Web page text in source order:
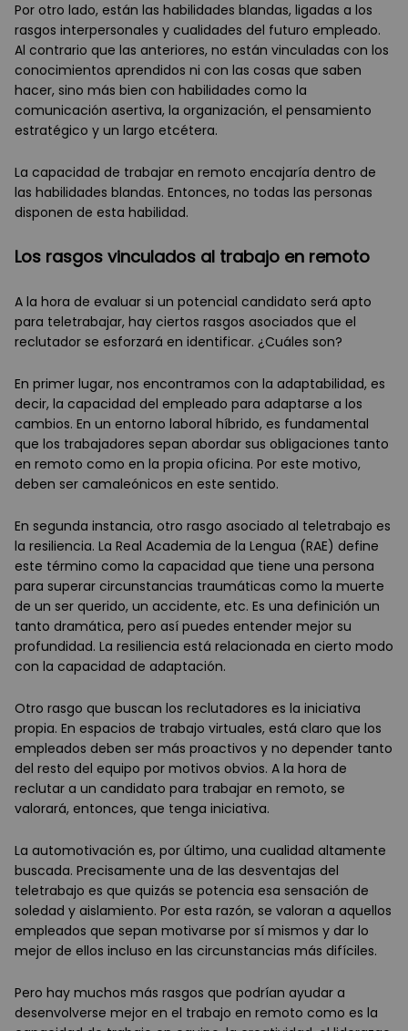
Por otro lado, están las habilidades blandas, ligadas a los
rasgos interpersonales y cualidades del futuro empleado.
Al contrario que las anteriores, no están vinculadas con los
conocimientos aprendidos ni con las cosas que saben
hacer, sino más bien con habilidades como la
comunicación asertiva, la organización, el pensamiento
estratégico y un largo etcétera.
La capacidad de trabajar en remoto encajaría dentro de
las habilidades blandas. Entonces, no todas las personas
disponen de esta habilidad.
Los rasgos vinculados al trabajo en remoto
A la hora de evaluar si un potencial candidato será apto
para teletrabajar, hay ciertos rasgos asociados que el
reclutador se esforzará en identificar. ¿Cuáles son?
En primer lugar, nos encontramos con la adaptabilidad, es
decir, la capacidad del empleado para adaptarse a los
cambios. En un entorno laboral híbrido, es fundamental
que los trabajadores sepan abordar sus obligaciones tanto
en remoto como en la propia oficina. Por este motivo,
deben ser camaleónicos en este sentido.
En segunda instancia, otro rasgo asociado al teletrabajo es
la resiliencia. La Real Academia de la Lengua (RAE) define
este término como la capacidad que tiene una persona
para superar circunstancias traumáticas como la muerte
de un ser querido, un accidente, etc. Es una definición un
tanto dramática, pero así puedes entender mejor su
profundidad. La resiliencia está relacionada en cierto modo
con la capacidad de adaptación.
Otro rasgo que buscan los reclutadores es la iniciativa
propia. En espacios de trabajo virtuales, está claro que los
empleados deben ser más proactivos y no depender tanto
del resto del equipo por motivos obvios. A la hora de
reclutar a un candidato para trabajar en remoto, se
valorará, entonces, que tenga iniciativa.
La automotivación es, por último, una cualidad altamente
buscada. Precisamente una de las desventajas del
teletrabajo es que quizás se potencia esa sensación de
soledad y aislamiento. Por esta razón, se valoran a aquellos
empleados que sepan motivarse por sí mismos y dar lo
mejor de ellos incluso en las circunstancias más difíciles.
Pero hay muchos más rasgos que podrían ayudar a
desenvolverse mejor en el trabajo en remoto como es la